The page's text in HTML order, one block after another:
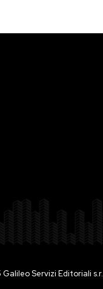
Servizi Editoriali